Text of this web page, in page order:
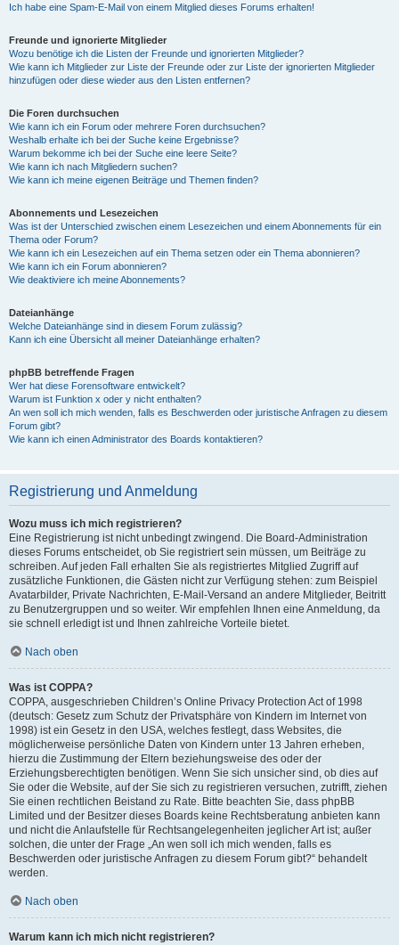
Ich habe eine Spam-E-Mail von einem Mitglied dieses Forums erhalten!
Freunde und ignorierte Mitglieder
Wozu benötige ich die Listen der Freunde und ignorierten Mitglieder?
Wie kann ich Mitglieder zur Liste der Freunde oder zur Liste der ignorierten Mitglieder
hinzufügen oder diese wieder aus den Listen entfernen?
Die Foren durchsuchen
Wie kann ich ein Forum oder mehrere Foren durchsuchen?
Weshalb erhalte ich bei der Suche keine Ergebnisse?
Warum bekomme ich bei der Suche eine leere Seite?
Wie kann ich nach Mitgliedern suchen?
Wie kann ich meine eigenen Beiträge und Themen finden?
Abonnements und Lesezeichen
Was ist der Unterschied zwischen einem Lesezeichen und einem Abonnements für ein
Thema oder Forum?
Wie kann ich ein Lesezeichen auf ein Thema setzen oder ein Thema abonnieren?
Wie kann ich ein Forum abonnieren?
Wie deaktiviere ich meine Abonnements?
Dateianhänge
Welche Dateianhänge sind in diesem Forum zulässig?
Kann ich eine Übersicht all meiner Dateianhänge erhalten?
phpBB betreffende Fragen
Wer hat diese Forensoftware entwickelt?
Warum ist Funktion x oder y nicht enthalten?
An wen soll ich mich wenden, falls es Beschwerden oder juristische Anfragen zu diesem
Forum gibt?
Wie kann ich einen Administrator des Boards kontaktieren?
Registrierung und Anmeldung
Wozu muss ich mich registrieren?
Eine Registrierung ist nicht unbedingt zwingend. Die Board-Administration
dieses Forums entscheidet, ob Sie registriert sein müssen, um Beiträge zu
schreiben. Auf jeden Fall erhalten Sie als registriertes Mitglied Zugriff auf
zusätzliche Funktionen, die Gästen nicht zur Verfügung stehen: zum Beispiel
Avatarbilder, Private Nachrichten, E-Mail-Versand an andere Mitglieder, Beitritt
zu Benutzergruppen und so weiter. Wir empfehlen Ihnen eine Anmeldung, da
sie schnell erledigt ist und Ihnen zahlreiche Vorteile bietet.
Nach oben
Was ist COPPA?
COPPA, ausgeschrieben Children’s Online Privacy Protection Act of 1998
(deutsch: Gesetz zum Schutz der Privatsphäre von Kindern im Internet von
1998) ist ein Gesetz in den USA, welches festlegt, dass Websites, die
möglicherweise persönliche Daten von Kindern unter 13 Jahren erheben,
hierzu die Zustimmung der Eltern beziehungsweise des oder der
Erziehungsberechtigten benötigen. Wenn Sie sich unsicher sind, ob dies auf
Sie oder die Website, auf der Sie sich zu registrieren versuchen, zutrifft, ziehen
Sie einen rechtlichen Beistand zu Rate. Bitte beachten Sie, dass phpBB
Limited und der Besitzer dieses Boards keine Rechtsberatung anbieten kann
und nicht die Anlaufstelle für Rechtsangelegenheiten jeglicher Art ist; außer
solchen, die unter der Frage „An wen soll ich mich wenden, falls es
Beschwerden oder juristische Anfragen zu diesem Forum gibt?“ behandelt
werden.
Nach oben
Warum kann ich mich nicht registrieren?